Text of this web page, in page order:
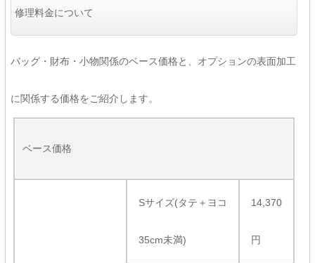
修理料金について
バッグ・財布・小物関係のベース価格と、オプションの表面加工
に関係する価格をご紹介します。
ベース価格
Sサイズ(タテ＋ヨコ
35cm未満)
14,370
円